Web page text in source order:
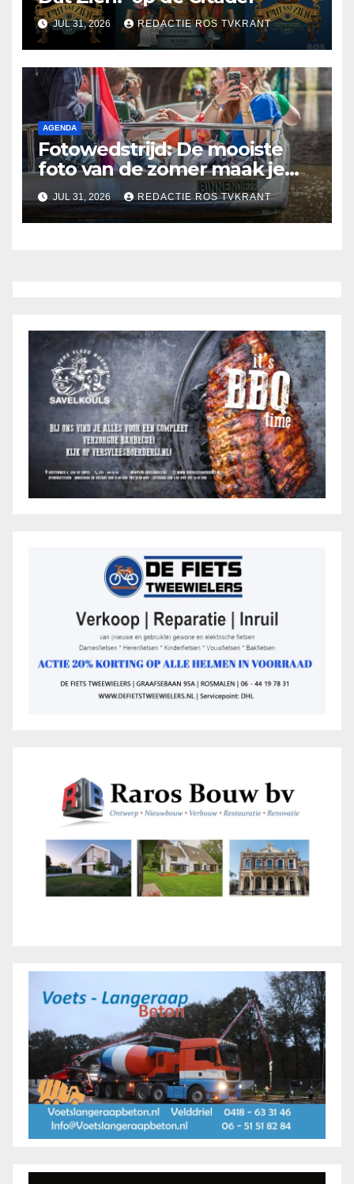
JUL 31, 2026 REDACTIE ROS TVKRANT
AGENDA
Fotowedstrijd: De mooiste
foto van de zomer maak je
misschien wel in ’s-
Hertogenbosch
JUL 31, 2026 REDACTIE ROS TVKRANT